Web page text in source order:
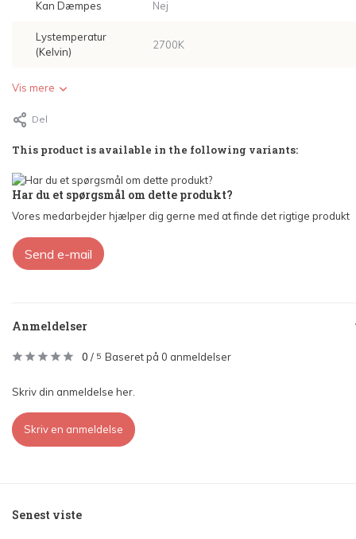
Kan Dæmpes Nej
Lystemperatur
(Kelvin)
2700K
Vis mere
Del
This product is available in the following variants:
Har du et spørgsmål om dette produkt?
Vores medarbejder hjælper dig gerne med at finde det rigtige produkt
Send e-mail
Anmeldelser
0 / 5 Baseret på 0 anmeldelser
Skriv din anmeldelse her.
Skriv en anmeldelse
Senest viste